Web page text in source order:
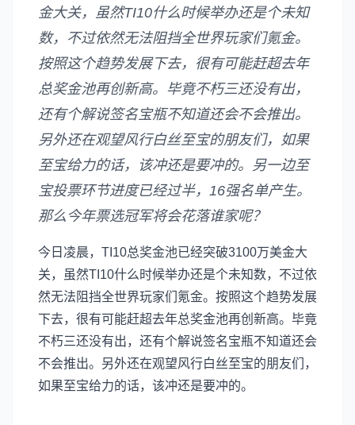
金大关，虽然TI10什么时候举办还是个未知
数，不过依然无法阻挡全世界玩家们氪金。
按照这个趋势发展下去，很有可能赶超去年
总奖金池再创新高。毕竟不朽三还没有出，
还有个解说签名宝瓶不知道还会不会推出。
另外还在观望风行白丝至宝的朋友们，如果
至宝给力的话，该冲还是要冲的。另一边至
宝投票环节进度已经过半，16强名单产生。
那么今年票选冠军将会花落谁家呢？
今日凌晨，TI10总奖金池已经突破3100万美金大
关，虽然TI10什么时候举办还是个未知数，不过依
然无法阻挡全世界玩家们氪金。按照这个趋势发展
下去，很有可能赶超去年总奖金池再创新高。毕竟
不朽三还没有出，还有个解说签名宝瓶不知道还会
不会推出。另外还在观望风行白丝至宝的朋友们，
如果至宝给力的话，该冲还是要冲的。